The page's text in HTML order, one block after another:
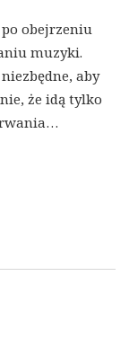
obejrzeniu
muzyki.
aby
że idą tylko